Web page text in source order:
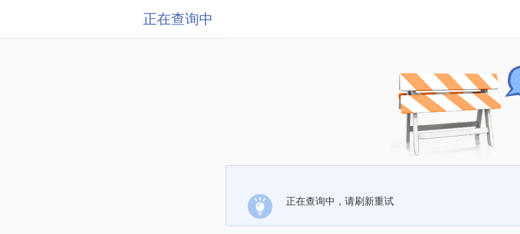
正在查询中
正在查询中，请刷新重试